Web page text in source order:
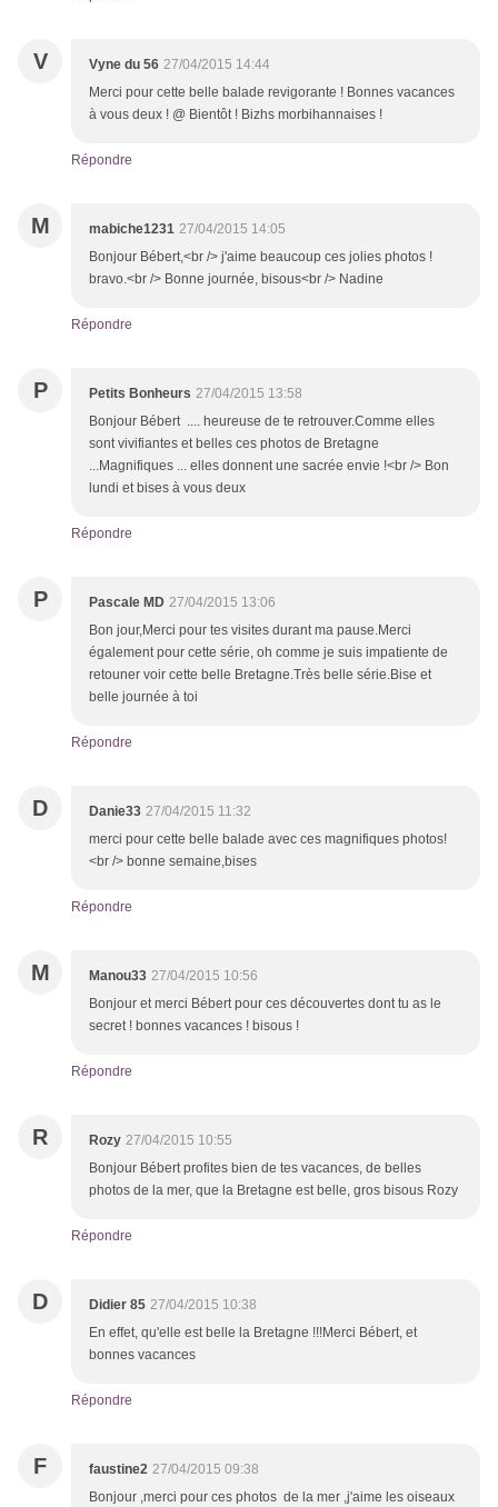
V Vyne du 56 27/04/2015 14:44
Merci pour cette belle balade revigorante ! Bonnes vacances
à vous deux ! @ Bientôt ! Bizhs morbihannaises !
Répondre
M mabiche1231 27/04/2015 14:05
Bonjour Bébert,<br /> j'aime beaucoup ces jolies photos !
bravo.<br /> Bonne journée, bisous<br /> Nadine
Répondre
P Petits Bonheurs 27/04/2015 13:58
Bonjour Bébert .... heureuse de te retrouver.Comme elles
sont vivifiantes et belles ces photos de Bretagne
...Magnifiques ... elles donnent une sacrée envie !<br /> Bon
lundi et bises à vous deux
Répondre
P Pascale MD 27/04/2015 13:06
Bon jour,Merci pour tes visites durant ma pause.Merci
également pour cette série, oh comme je suis impatiente de
retouner voir cette belle Bretagne.Très belle série.Bise et
belle journée à toi
Répondre
D Danie33 27/04/2015 11:32
merci pour cette belle balade avec ces magnifiques photos!
<br /> bonne semaine,bises
Répondre
M Manou33 27/04/2015 10:56
Bonjour et merci Bébert pour ces découvertes dont tu as le
secret ! bonnes vacances ! bisous !
Répondre
R Rozy 27/04/2015 10:55
Bonjour Bébert profites bien de tes vacances, de belles
photos de la mer, que la Bretagne est belle, gros bisous Rozy
Répondre
D Didier 85 27/04/2015 10:38
En effet, qu'elle est belle la Bretagne !!!Merci Bébert, et
bonnes vacances
Répondre
F faustine2 27/04/2015 09:38
Bonjour ,merci pour ces photos de la mer ,j'aime les oiseaux